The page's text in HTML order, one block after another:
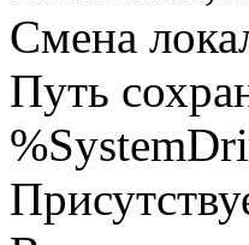
Смена
Путь